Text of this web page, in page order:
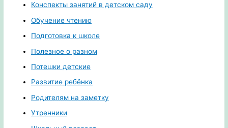
Конспекты занятий в детском саду
Обучение чтению
Подготовка к школе
Полезное о разном
Потешки детские
Развитие ребёнка
Родителям на заметку
Утренники